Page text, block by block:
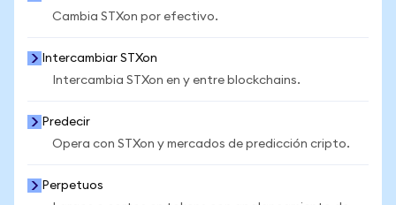
Cambia STXon por efectivo.
Intercambiar STXon
Intercambia STXon en y entre blockchains.
Predecir
Opera con STXon y mercados de predicción cripto.
Perpetuos